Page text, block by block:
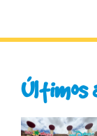
Últimos